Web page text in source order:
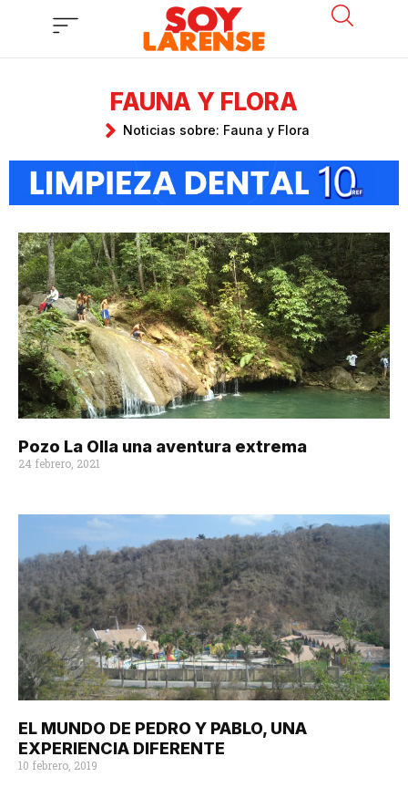
FAUNA Y FLORA
Noticias sobre: Fauna y Flora
Pozo La Olla una aventura extrema
24 febrero, 2021
EL MUNDO DE PEDRO Y PABLO, UNA
EXPERIENCIA DIFERENTE
10 febrero, 2019